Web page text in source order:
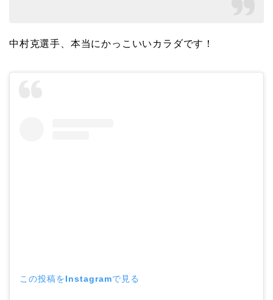
中村克選手、本当にかっこいいカラダです！
この投稿をInstagramで見る